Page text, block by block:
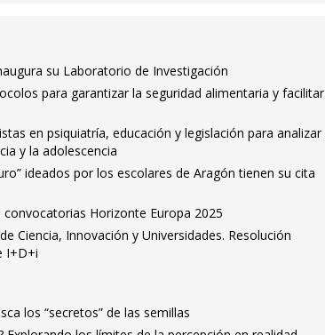
su Laboratorio de Investigación
para garantizar la seguridad alimentaria y facilitar
en psiquiatría, educación y legislación para analizar
y la adolescencia
ideados por los escolares de Aragón tienen su cita
Horizonte Europa 2025
Ciencia, Innovación y Universidades. Resolución
I+D+i
los “secretos” de las semillas